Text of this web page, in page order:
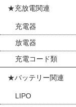
★充放電関連
充電器
放電器
充電コード類
★バッテリー関連
LIPO